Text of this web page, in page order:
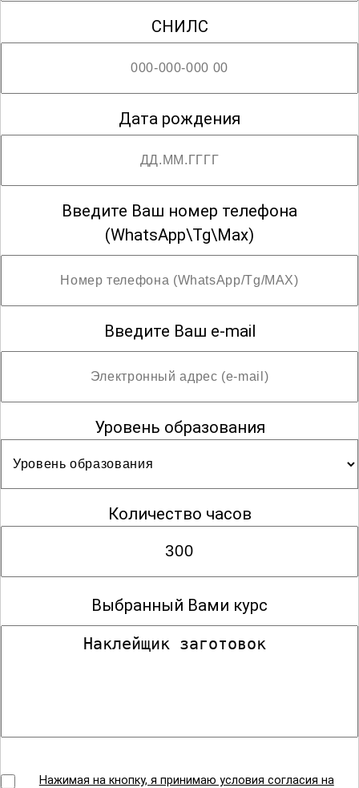
СНИЛС
Дата рождения
Введите Ваш номер телефона
(WhatsApp\Tg\Max)
Введите Ваш e-mail
Уровень образования
Количество часов
Выбранный Вами курс
Нажимая на кнопку, я принимаю условия согласия на